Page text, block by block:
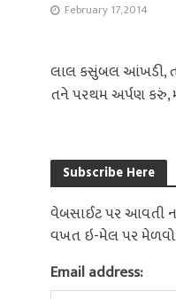
February 17, 2014
લાલ કસુંબલ આંખડી,
તને પરથમ અર્પણ કરું,
Subscribe Here
વેબસાઈટ પર આવતી
વખત ઇ-મેલ પર
Email address: